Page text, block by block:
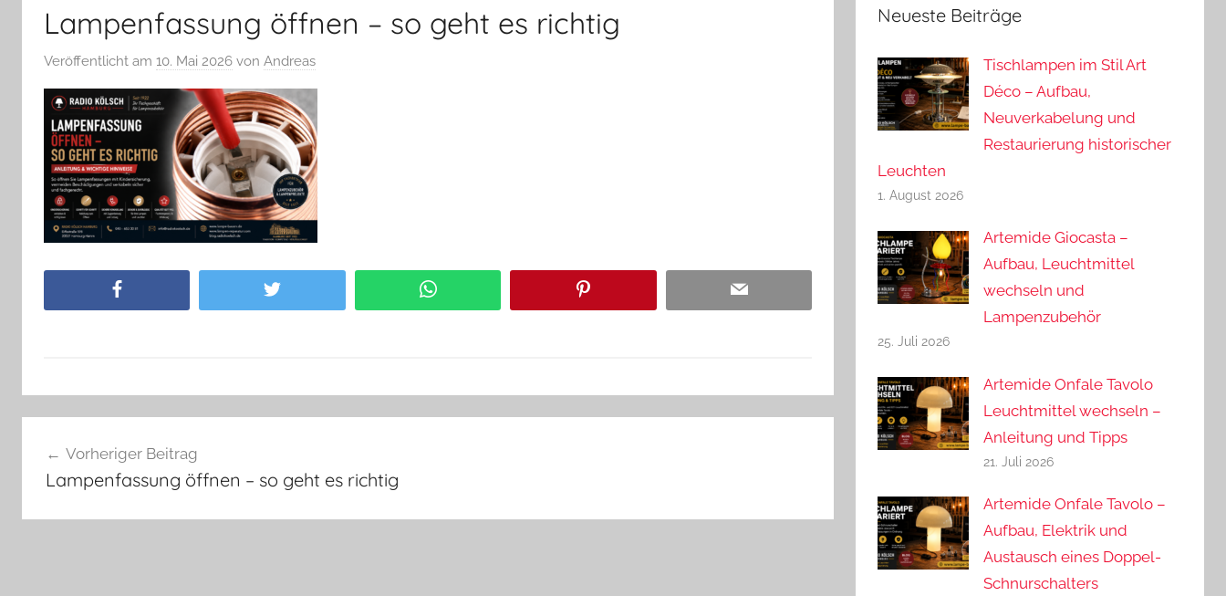
Lampenfassung öffnen – so geht es richtig
Veröffentlicht am 10. Mai 2026 von Andreas
Twitter WhatsApp Email
Vorheriger Beitrag
Lampenfassung öffnen – so geht es richtig
Neueste Beiträge
Tischlampen im Stil Art
Déco – Aufbau,
Neuverkabelung und
Restaurierung historischer
Leuchten
1. August 2026
Artemide Giocasta –
Aufbau, Leuchtmittel
wechseln und
Lampenzubehör
25. Juli 2026
Artemide Onfale Tavolo
Leuchtmittel wechseln –
Anleitung und Tipps
21. Juli 2026
Artemide Onfale Tavolo –
Aufbau, Elektrik und
Austausch eines Doppel-
Schnurschalters